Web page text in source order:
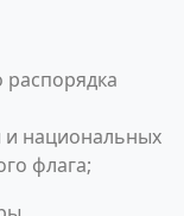
распорядка
и национальных
флага;